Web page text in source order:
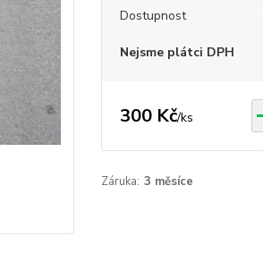
Dostupnost
Nejsme plátci DPH
300 Kč/ks
Záruka: 3 měsíce